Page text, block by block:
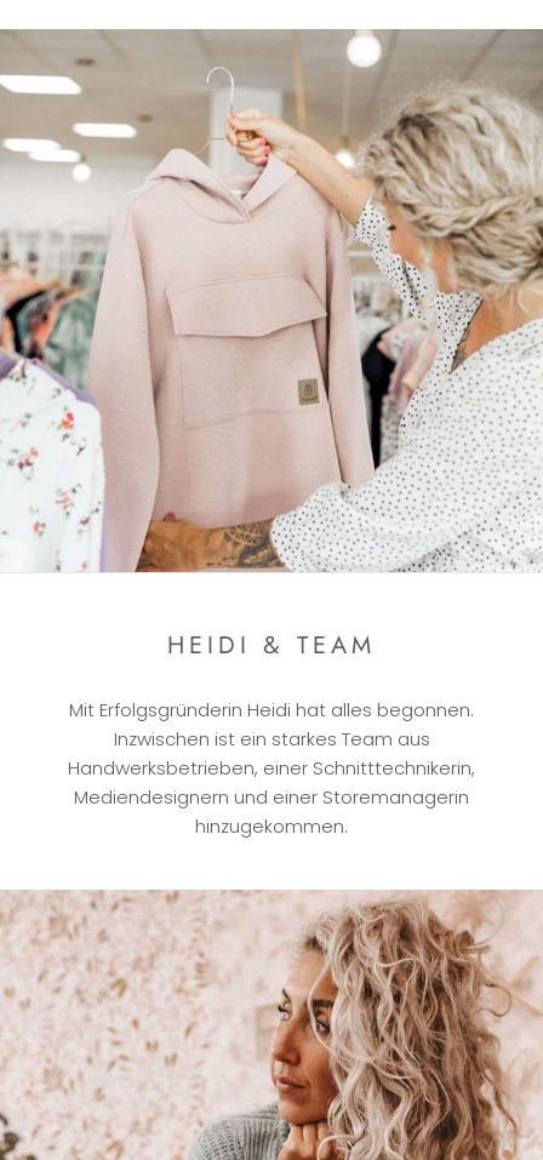
HEIDI & TEAM
Mit Erfolgsgründerin Heidi hat alles begonnen.
Inzwischen ist ein starkes Team aus
Handwerksbetrieben, einer Schnitttechnikerin,
Mediendesignern und einer Storemanagerin
hinzugekommen.